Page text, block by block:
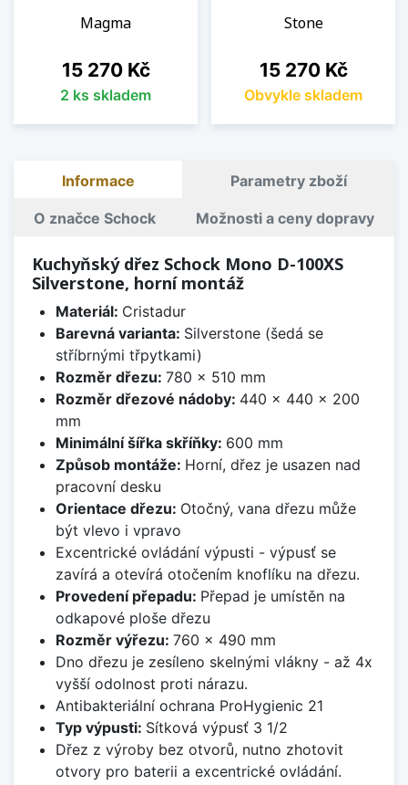
Magma
Cena
15 270 Kč
2 ks skladem
Stone
Cena
15 270 Kč
Obvykle skladem
Informace Parametry zboží
O značce Schock Možnosti a ceny dopravy
Kuchyňský dřez Schock Mono D-100XS
Silverstone, horní montáž
Materiál: Cristadur
Barevná varianta: Silverstone (šedá se
stříbrnými třpytkami)
Rozměr dřezu: 780 x 510 mm
Rozměr dřezové nádoby: 440 x 440 x 200
mm
Minimální šířka skříňky: 600 mm
Způsob montáže: Horní, dřez je usazen nad
pracovní desku
Orientace dřezu: Otočný, vana dřezu může
být vlevo i vpravo
Excentrické ovládání výpusti - výpusť se
zavírá a otevírá otočením knoflíku na dřezu.
Provedení přepadu: Přepad je umístěn na
odkapové ploše dřezu
Rozměr výřezu: 760 x 490 mm
Dno dřezu je zesíleno skelnými vlákny - až 4x
vyšší odolnost proti nárazu.
Antibakteriální ochrana ProHygienic 21
Typ výpusti: Sítková výpusť 3 1/2
Dřez z výroby bez otvorů, nutno zhotovit
otvory pro baterii a excentrické ovládání.